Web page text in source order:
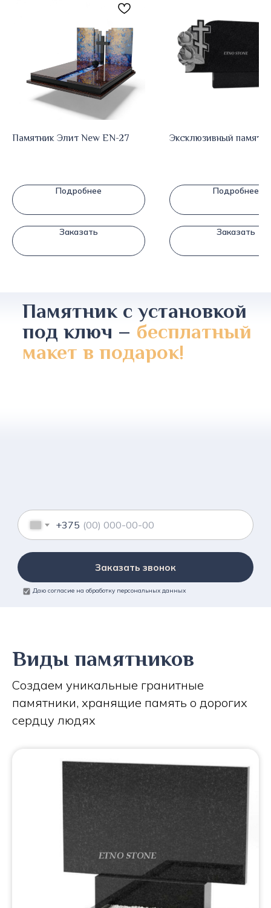
Памятник Элит New EN-27
Подробнее
Заказать
Эксклюзивный
Подробнее
Заказать
Памятник с установкой
под ключ – бесплатный
макет в подарок!
+375
Заказать звонок
Даю согласие на обработку персональных данных
Виды памятников
Создаем уникальные гранитные
памятники, хранящие память о дорогих
сердцу людях